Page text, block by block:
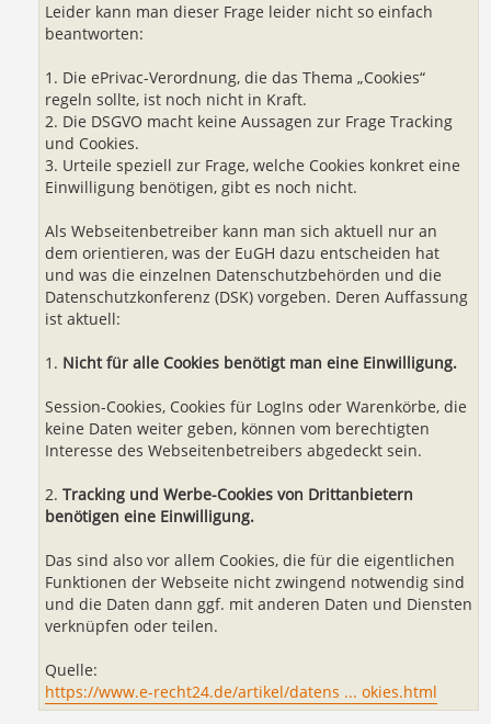
Leider kann man dieser Frage leider nicht so einfach
beantworten:
1. Die ePrivac-Verordnung, die das Thema „Cookies“
regeln sollte, ist noch nicht in Kraft.
2. Die DSGVO macht keine Aussagen zur Frage Tracking
und Cookies.
3. Urteile speziell zur Frage, welche Cookies konkret eine
Einwilligung benötigen, gibt es noch nicht.
Als Webseitenbetreiber kann man sich aktuell nur an
dem orientieren, was der EuGH dazu entscheiden hat
und was die einzelnen Datenschutzbehörden und die
Datenschutzkonferenz (DSK) vorgeben. Deren Auffassung
ist aktuell:
1. Nicht für alle Cookies benötigt man eine Einwilligung.
Session-Cookies, Cookies für LogIns oder Warenkörbe, die
keine Daten weiter geben, können vom berechtigten
Interesse des Webseitenbetreibers abgedeckt sein.
2. Tracking und Werbe-Cookies von Drittanbietern
benötigen eine Einwilligung.
Das sind also vor allem Cookies, die für die eigentlichen
Funktionen der Webseite nicht zwingend notwendig sind
und die Daten dann ggf. mit anderen Daten und Diensten
verknüpfen oder teilen.
Quelle:
https://www.e-recht24.de/artikel/datens ... okies.html